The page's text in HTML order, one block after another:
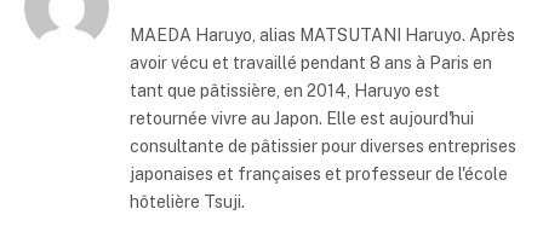
MAEDA Haruyo, alias MATSUTANI Haruyo. Après
avoir vécu et travaillé pendant 8 ans à Paris en
tant que pâtissière, en 2014, Haruyo est
retournée vivre au Japon. Elle est aujourd'hui
consultante de pâtissier pour diverses entreprises
japonaises et françaises et professeur de l'école
hôtelière Tsuji.